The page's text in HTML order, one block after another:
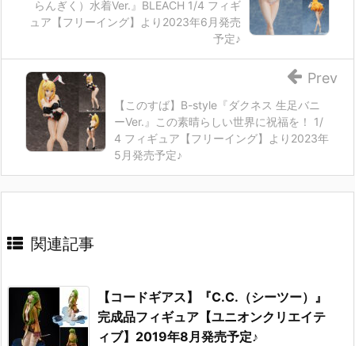
らんぎく）水着Ver.』BLEACH 1/4 フィギ
ュア【フリーイング】より2023年6月発売
予定♪
【このすば】B-style『ダクネス 生足バニ
ーVer.』この素晴らしい世界に祝福を！ 1/
4 フィギュア【フリーイング】より2023年
5月発売予定♪
Prev
関連記事
【コードギアス】『C.C.（シーツー）』
完成品フィギュア【ユニオンクリエイテ
ィブ】2019年8月発売予定♪